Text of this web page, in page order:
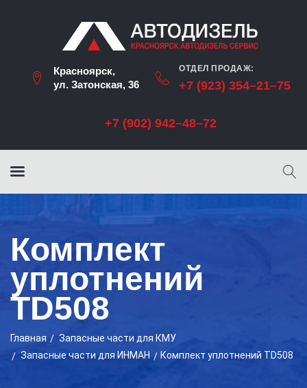
Красноярск,
ул. Затонская, 36
ОТДЕЛ ПРОДАЖ:
+7 (923) 354–21–75
+7 (902) 942–48–72
Комплект
уплотнений
TD508
Главная
Запасные части для КМУ
Запасные части для ИНМАН
Комплект уплотнений TD508